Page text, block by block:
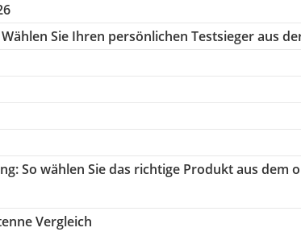
Sie Ihren persönlichen Testsieger aus
: So wählen Sie das richtige Produkt aus dem
Vergleich